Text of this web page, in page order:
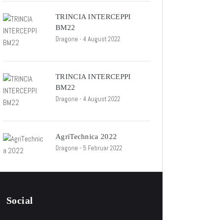
TRINCIA INTERCEPPI
BM22
Dragone - 4 August 2022
TRINCIA INTERCEPPI
BM22
Dragone - 4 August 2022
AgriTechnica 2022
Dragone - 5 Februar 2022
Social